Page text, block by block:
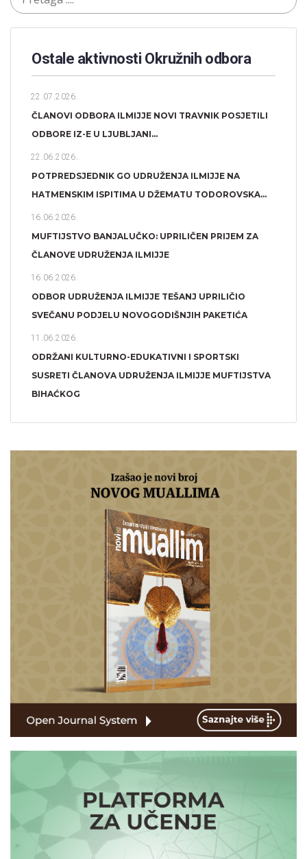
Ostale aktivnosti Okružnih odbora​
22.07.2026.
ČLANOVI ODBORA ILMIJJE NOVI TRAVNIK POSJETILI
ODBORE IZ-E U LJUBLJANI...
22.06.2026.
POTPREDSJEDNIK GO UDRUŽENJA ILMIJJE NA
HATMENSKIM ISPITIMA U DŽEMATU TODOROVSKA...
16.06.2026.
MUFTIJSTVO BANJALUČKO: UPRILIČEN PRIJEM ZA
ČLANOVE UDRUŽENJA ILMIJJE
16.06.2026.
ODBOR UDRUŽENJA ILMIJJE TEŠANJ UPRILIČIO
SVEČANU PODJELU NOVOGODIŠNJIH PAKETIĆA
11.06.2026.
ODRŽANI KULTURNO-EDUKATIVNI I SPORTSKI
SUSRETI ČLANOVA UDRUŽENJA ILMIJJE MUFTIJSTVA
BIHAĆKOG